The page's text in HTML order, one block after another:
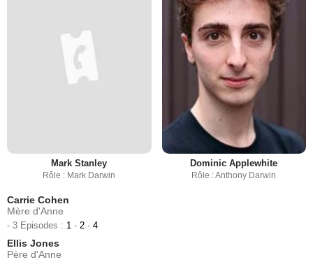
Mark Stanley
Rôle : Mark Darwin
Dominic Applewhite
Rôle : Anthony Darwin
Carrie Cohen
Mère d'Anne
- 3 Episodes : 1 - 2 - 4
Ellis Jones
Père d'Anne